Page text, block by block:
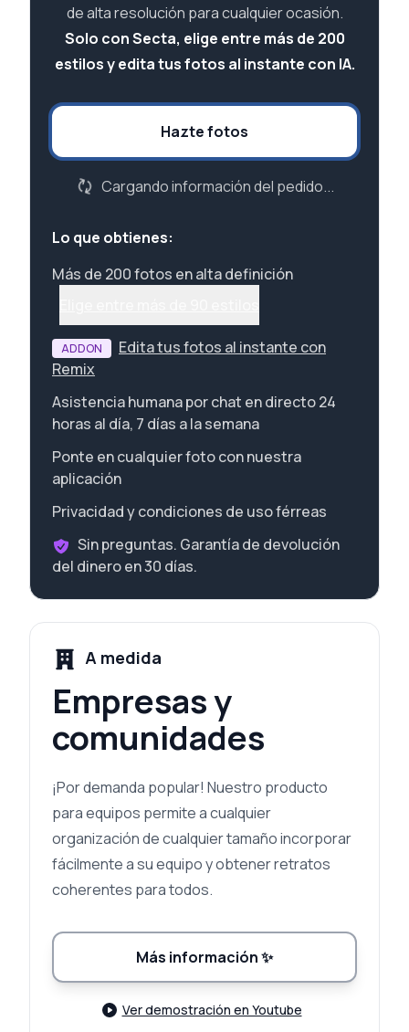
de alta resolución para cualquier ocasión.
Solo con Secta, elige entre más de 200
estilos y edita tus fotos al instante con IA.
Hazte fotos
Cargando información del pedido...
Lo que obtienes:
Más de 200 fotos en alta definición
ADDON
Edita tus fotos al instante con
Remix
Asistencia humana por chat en directo 24
horas al día, 7 días a la semana
Ponte en cualquier foto con nuestra
aplicación
Privacidad y condiciones de uso férreas
Sin preguntas. Garantía de devolución
del dinero en 30 días.
A medida
Empresas y
comunidades
¡Por demanda popular! Nuestro producto
para equipos permite a cualquier
organización de cualquier tamaño incorporar
fácilmente a su equipo y obtener retratos
coherentes para todos.
Más información✨
Ver demostración en Youtube